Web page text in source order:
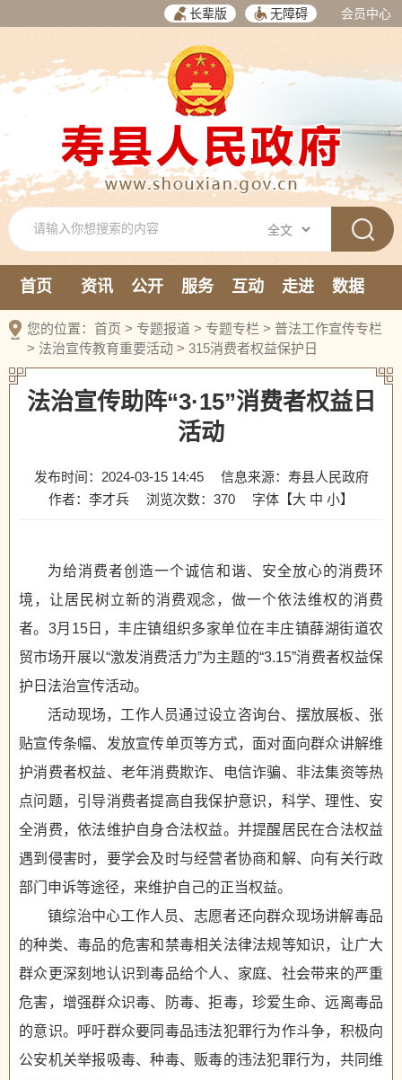
长辈版 无障碍 会员中心
首页 资讯 公开 服务 互动 走进
数据
新媒体
您的位置： 首页 > 专题报道 > 专题专栏 > 普法工作宣传专栏
> 法治宣传教育重要活动 > 315消费者权益保护日
法治宣传助阵“3·15”消费者权益日
活动
发布时间：2024-03-15 14:45
信息来源：寿县人民政府
作者：李才兵
浏览次数： 370 字体【大 中 小】
为给消费者创造一个诚信和谐、安全放心的消费环
境，让居民树立新的消费观念，做一个依法维权的消费
者。3月15日，丰庄镇组织多家单位在丰庄镇薛湖街道农
贸市场开展以“激发消费活力”为主题的“3.15”消费者权益保
护日法治宣传活动。
活动现场，工作人员通过设立咨询台、摆放展板、张
贴宣传条幅、发放宣传单页等方式，面对面向群众讲解维
护消费者权益、老年消费欺诈、电信诈骗、非法集资等热
点问题，引导消费者提高自我保护意识，科学、理性、安
全消费，依法维护自身合法权益。并提醒居民在合法权益
遇到侵害时，要学会及时与经营者协商和解、向有关行政
部门申诉等途径，来维护自己的正当权益。
镇综治中心工作人员、志愿者还向群众现场讲解毒品
的种类、毒品的危害和禁毒相关法律法规等知识，让广大
群众更深刻地认识到毒品给个人、家庭、社会带来的严重
危害，增强群众识毒、防毒、拒毒，珍爱生命、远离毒品
的意识。呼吁群众要同毒品违法犯罪行为作斗争，积极向
公安机关举报吸毒、种毒、贩毒的违法犯罪行为，共同维